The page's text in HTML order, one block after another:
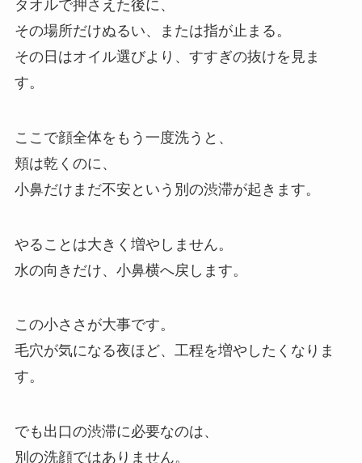
タオルで押さえた後に、
その場所だけぬるい、または指が止まる。
その日はオイル選びより、すすぎの抜けを見ま
す。
ここで顔全体をもう一度洗うと、
頬は乾くのに、
小鼻だけまだ不安という別の渋滞が起きます。
やることは大きく増やしません。
水の向きだけ、小鼻横へ戻します。
この小ささが大事です。
毛穴が気になる夜ほど、工程を増やしたくなりま
す。
でも出口の渋滞に必要なのは、
別の洗顔ではありません。